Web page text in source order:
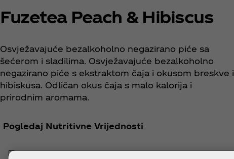
Fuzetea Peach & Hibiscus
Osvježavajuće bezalkoholno negazirano piće sa
šećerom i sladilima. Osvježavajuće bezalkoholno
negazirano piće s ekstraktom čaja i okusom breskve i
hibiskusa. Odličan okus čaja s malo kalorija i
prirodnim aromama.
Pogledaj Nutritivne Vrijednosti